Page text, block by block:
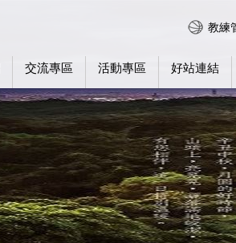
交流專區 活動專區 好站連結
教練